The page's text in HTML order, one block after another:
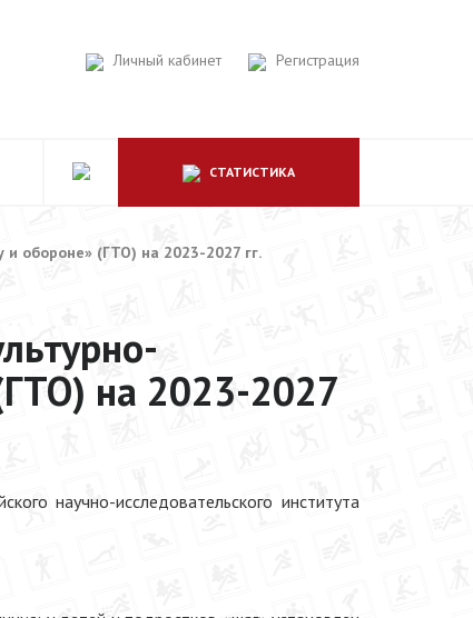
Личный кабинет Регистрация
СТАТИСТИКА
и обороне» (ГТО) на 2023-2027 гг.
на 2023-2027
научно-исследовательского института